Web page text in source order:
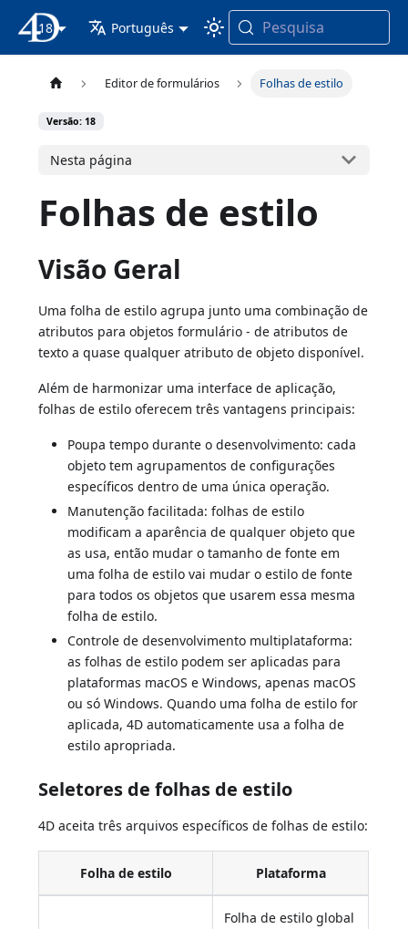
Documentação 4D
18 Português Pesquisa
Editor de formulários Folhas de estilo
Versão: 18
Nesta página
Folhas de estilo
Visão Geral
Uma folha de estilo agrupa junto uma combinação de
atributos para objetos formulário - de atributos de
texto a quase qualquer atributo de objeto disponível.
Além de harmonizar uma interface de aplicação,
folhas de estilo oferecem três vantagens principais:
Poupa tempo durante o desenvolvimento: cada
objeto tem agrupamentos de configurações
específicos dentro de uma única operação.
Manutenção facilitada: folhas de estilo
modificam a aparência de qualquer objeto que
as usa, então mudar o tamanho de fonte em
uma folha de estilo vai mudar o estilo de fonte
para todos os objetos que usarem essa mesma
folha de estilo.
Controle de desenvolvimento multiplataforma:
as folhas de estilo podem ser aplicadas para
plataformas macOS e Windows, apenas macOS
ou só Windows. Quando uma folha de estilo for
aplicada, 4D automaticamente usa a folha de
estilo apropriada.
Seletores de folhas de estilo
4D aceita três arquivos específicos de folhas de estilo:
Folha de estilo Plataforma
Folha de estilo global